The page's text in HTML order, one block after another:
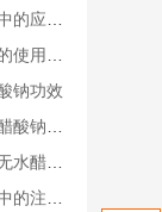
钠功效